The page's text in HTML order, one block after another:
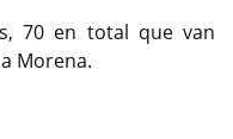
70 en total que van
Morena.